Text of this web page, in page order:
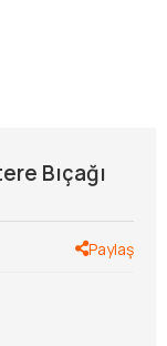
Bıçağı
Paylaş